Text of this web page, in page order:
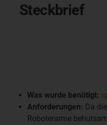
Steckbrief
Was wurde benötigt:
Anforderungen: Da
Roboterarme